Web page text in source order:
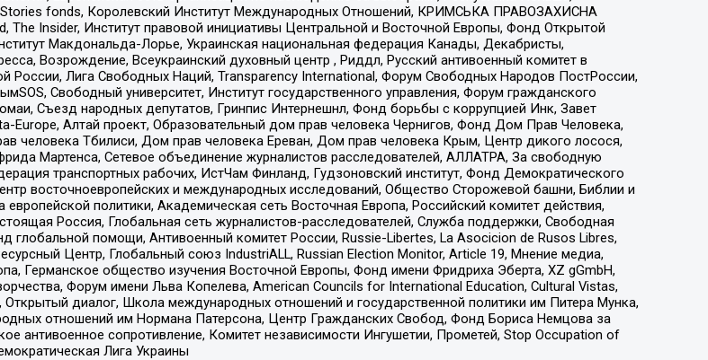
fonds, Королевский Институт Международных Отношений, КРИМСЬКА ПРАВОЗАХИСНА
The Insider, Институт правовой инициативы Центральной и Восточной Европы, Фонд Открытой
Макдональда-Лорье, Украинская национальная федерация Канады, Декабристы,
Возрождение, Всеукраинский духовный центр , Риддл, Русский антивоенный комитет в
Лига Свободных Наций, Transparеncy International, Форум Свободных Народов ПостРоссии,
Свободный университет, Институт государственного управления, Форум гражданского
Съезд народных депутатов, Гринпис Интернешнл, Фонд борьбы с коррупцией Инк, Завет
Europe, Алтай проект, Образовательный дом прав человека Чернигов, Фонд Дом Прав Человека,
человека Тбилиси, Дом прав человека Ереван, Дом прав человека Крым, Центр дикого лосося,
Мартенса, Сетевое объединение журналистов расследователей, АЛЛАТРА, За свободную
транспортных рабочих, ИстЧам Финланд, Гудзоновский институт, Фонд Демократического
восточноевропейских и международных исследований, Общество Сторожевой башни, Библии и
политики, Академическая сеть Восточная Европа, Российский комитет действия,
Россия, Глобальная сеть журналистов-расследователей, Служба поддержки, Свободная
помощи, Антивоенный комитет России, Russie-Libertes, La Asocicion de Rusos Libres,
Центр, Глобальный союз IndustriALL, Russian Election Monitor, Article 19, Мнение медиа,
Германское общество изучения Восточной Европы, Фонд имени Фридриха Эберта, XZ gGmbH,
Форум имени Льва Копелева, American Councils for International Education, Cultural Vistas,
диалог, Школа международных отношений и государственной политики им Питера Мунка,
отношений им Нормана Патерсона, Центр Гражданских Свобод, Фонд Бориса Немцова за
антивоенное сопротивление, Комитет независимости Ингушетии, Прометей, Stop Occupation of
Лига Украины